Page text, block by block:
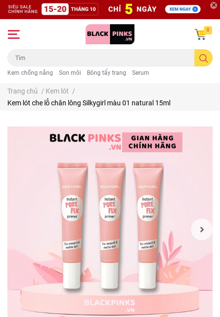
Kem chống nắng Son môi Bông tẩy trang Serum
0
Trang chủ / Kem lót /
Kem lót che lỗ chân lông Silkygirl màu 01 natural 15ml